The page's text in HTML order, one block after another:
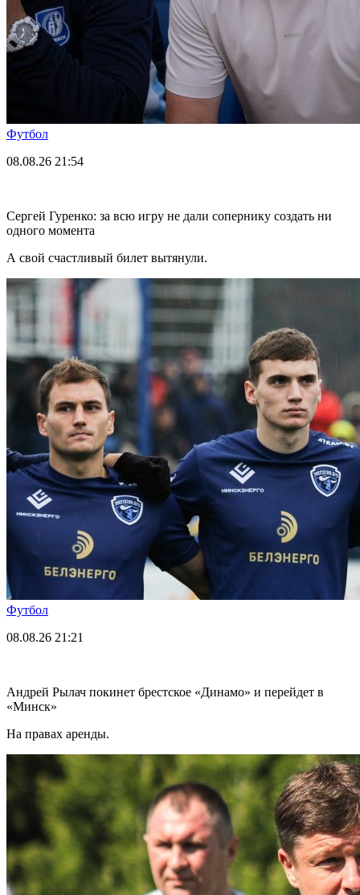
Футбол
08.08.26 21:54
Сергей Гуренко: за всю игру не дали сопернику создать ни
одного момента
А свой счастливый билет вытянули.
Футбол
08.08.26 21:21
Андрей Рылач покинет брестское «Динамо» и перейдет в
«Минск»
На правах аренды.